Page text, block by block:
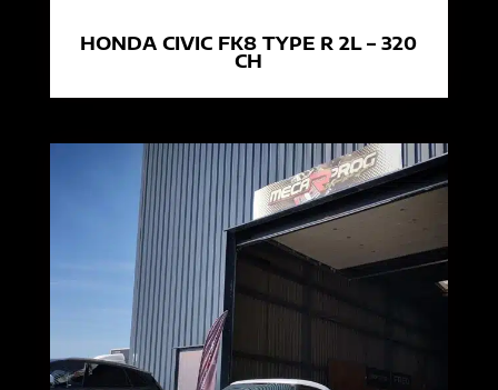
HONDA CIVIC FK8 TYPE R 2L – 320
CH